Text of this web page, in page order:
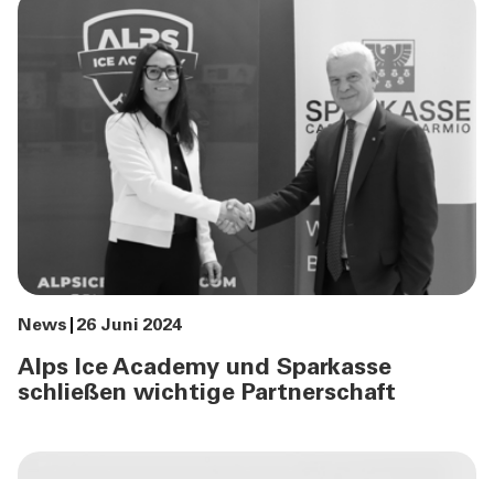
News 26 Juni 2024
Alps Ice Academy und Sparkasse
schließen wichtige Partnerschaft